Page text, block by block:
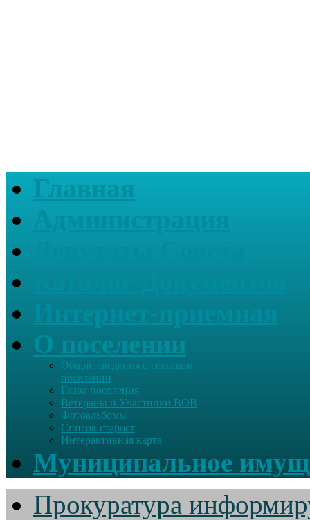
Главная
О поселении
Общие сведения о сельском
поселении
Глава поселения
Ветераны и Участники ВОВ
Фотоальбомы
Список старост
Интерактивная карта
Муниципальное
Прокуратура